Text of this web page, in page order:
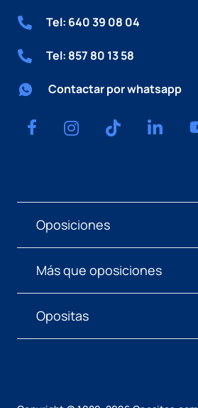
Tel: 640 39 08 04
Tel: 857 80 13 58
Contactar por whatsapp
Oposiciones
Más que oposiciones
Opositas